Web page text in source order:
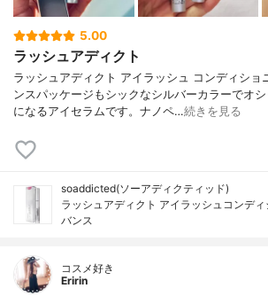
5.00
ラッシュアディクト
ラッシュアディクト アイラッシュ コンディショ
ンスパッケージもシックなシルバーカラーでオ
になるアイセラムです。ナノペ…続きを見る
soaddicted(ソーアディクティッド)
ラッシュアディクト アイラッシュコンデ
バンス
コスメ好き
Eririn